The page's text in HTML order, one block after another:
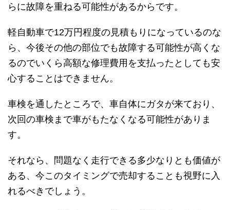
らに故障を重ねる可能性があるからです。
軽自動車で12万円程度の見積もりになっているのな
ら、今後その他の部位でも故障する可能性が高くな
るのでいくら高額な修理費用を支払ったとしても安
心することはできません。
車検を通したところで、車自体にガタが来ており、
次回の車検まで車がもたなくなる可能性がありま
す。
それなら、問題なく走行できる多少なりとも価値が
ある、今このタイミングで売却することも視野に入
れるべきでしょう。